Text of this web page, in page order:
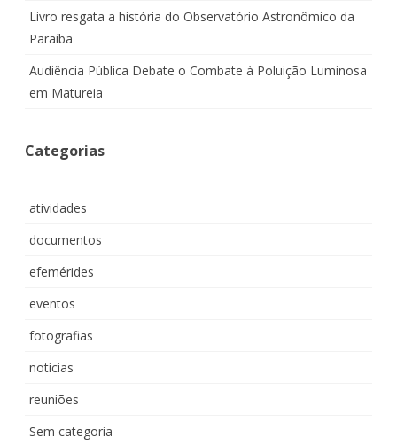
Livro resgata a história do Observatório Astronômico da
Paraíba
Audiência Pública Debate o Combate à Poluição Luminosa
em Matureia
Categorias
atividades
documentos
efemérides
eventos
fotografias
notícias
reuniões
Sem categoria